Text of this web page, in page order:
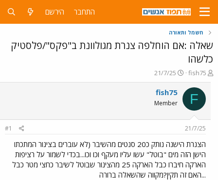
התחבר הירשם
חשמל ותאורה
שאלה :אם הוחלפה צנרת מגולוונת ב"פקס"/פלסטיק
כלשהו
פ
ו
ת
ח
ה
ש
א
fish75
פ
ו
ר
ם
ר
י
ך
21/7/25
F
fish75
Member
21/7/25
#1
הצנרת הישנה נותק כ20 סנטים מהשיבר (לא עוברים בצינור המתכתו
הישן הזה מים "בוטל" עשו עליו מעקף וכו וכו...בכדי לשמור על רציפות
הארקה חיברו כבל הארקה 25 מהצינור שבוטל לשיבר כחצי מטר כבל
...האם זה תקין?מקווה שהשאלה ברורה